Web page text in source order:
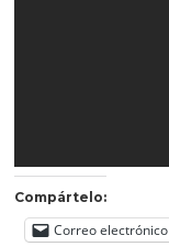
Compártelo:
Correo electrónico